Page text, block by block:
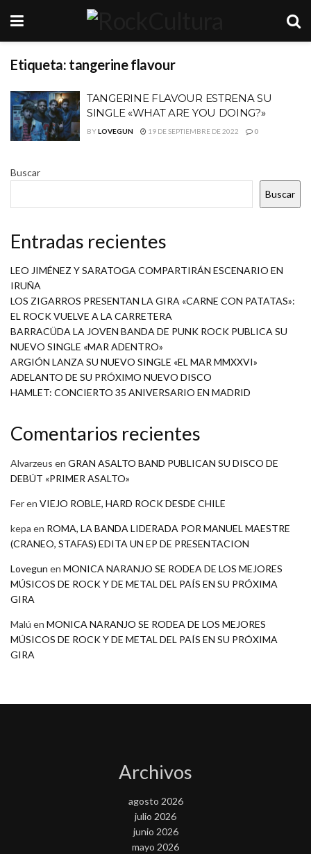
Etiqueta: tangerine flavour
TANGERINE FLAVOUR ESTRENA SU
SINGLE «WHAT ARE YOU DOING?»
BYLOVEGUN 19 DE SEPTIEMBRE DE 2022 0
Buscar
Buscar
Entradas recientes
LEO JIMÉNEZ Y SARATOGA COMPARTIRÁN ESCENARIO EN
IRUÑA
LOS ZIGARROS PRESENTAN LA GIRA «CARNE CON PATATAS»:
EL ROCK VUELVE A LA CARRETERA
BARRACÜDA LA JOVEN BANDA DE PUNK ROCK PUBLICA SU
NUEVO SINGLE «MAR ADENTRO»
ARGIÓN LANZA SU NUEVO SINGLE «EL MAR MMXXVI»
ADELANTO DE SU PRÓXIMO NUEVO DISCO
HAMLET: CONCIERTO 35 ANIVERSARIO EN MADRID
Comentarios recientes
Alvarzeus en GRAN ASALTO BAND PUBLICAN SU DISCO DE
DEBÚT «PRIMER ASALTO»
Feren VIEJO ROBLE, HARD ROCK DESDE CHILE
kepa en ROMA, LA BANDA LIDERADA POR MANUEL MAESTRE
(CRANEO, STAFAS) EDITA UN EP DE PRESENTACION
Lovegun en MONICA NARANJO SE RODEA DE LOS MEJORES
MÚSICOS DE ROCK Y DE METAL DEL PAÍS EN SU PRÓXIMA
GIRA
Malú en MONICA NARANJO SE RODEA DE LOS MEJORES
MÚSICOS DE ROCK Y DE METAL DEL PAÍS EN SU PRÓXIMA
GIRA
Archivos
agosto 2026
julio 2026
junio 2026
mayo 2026